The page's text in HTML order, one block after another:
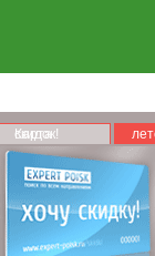
Карта скидок!